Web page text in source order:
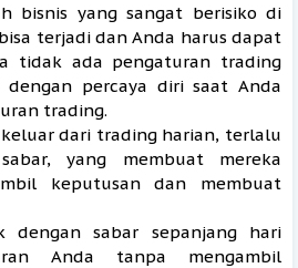
bisnis yang sangat berisiko di
terjadi dan Anda harus dapat
tidak ada pengaturan trading
percaya diri saat Anda
trading.
dari trading harian, terlalu
yang membuat mereka
keputusan dan membuat
dengan sabar sepanjang hari
Anda tanpa mengambil